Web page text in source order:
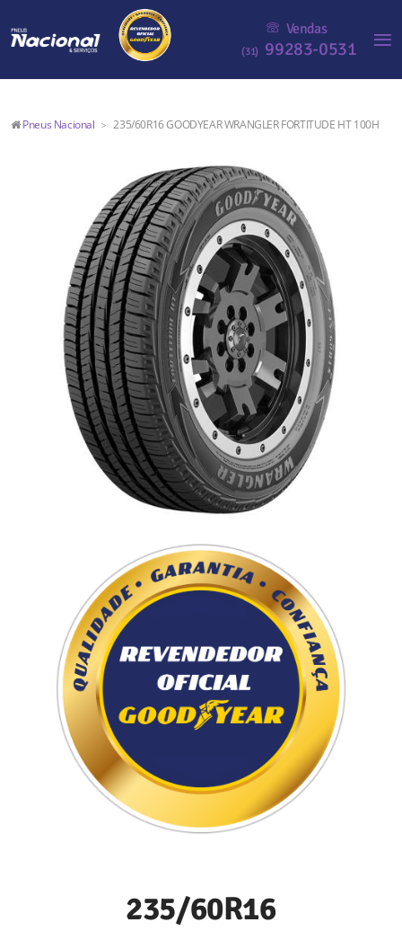
Vendas
(31) 99283-0531
Pneus Nacional > 235/60R16 GOODYEAR WRANGLER FORTITUDE HT 100H
235/60R16